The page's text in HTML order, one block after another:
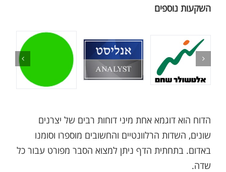
השקעות נוספים
הדוח הוא דוגמא אחת מיני דוחות רבים של יצרנים
שונים, השדות הרלוונטיים והחשובים מוספרו וסומנו
באדום. בתחתית הדף ניתן למצוא הסבר מפורט עבור כל
שדה.